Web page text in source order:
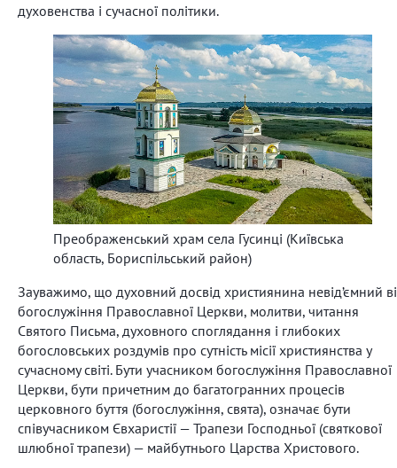
духовенства і сучасної політики.
Преображенський храм села Гусинці (Київська
область, Бориспільський район)
Зауважимо, що духовний досвід християнина невід’ємний
богослужіння Православної Церкви, молитви, читання
Святого Письма, духовного споглядання і глибоких
богословських роздумів про сутність місії християнства у
сучасному світі. Бути учасником богослужіння Православної
Церкви, бути причетним до багатогранних процесів
церковного буття (богослужіння, свята), означає бути
співучасником Євхаристії — Трапези Господньої (святкової
шлюбної трапези) — майбутнього Царства Христового.